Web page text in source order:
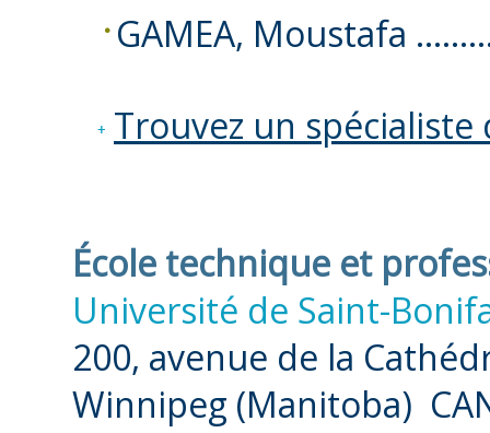
GAMEA, Moustafa
Trouvez un
École technique et
Université de Saint-
200, avenue de la
Winnipeg (Manitoba)